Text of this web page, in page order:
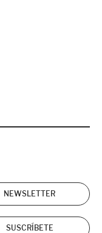
NEWSLETTER
SUSCRÍBETE